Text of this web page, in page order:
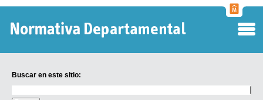
Buscar en este sitio: